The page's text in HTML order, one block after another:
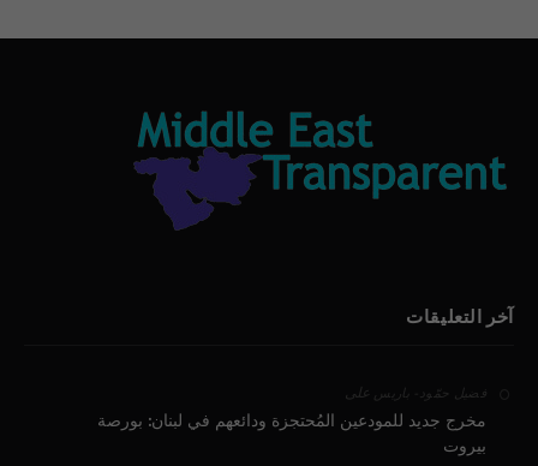
آخر التعليقات
فضيل حمّود - باريس على
مخرج جديد للمودعين المُحتجزة ودائعهم في لبنان: بورصة
بيروت